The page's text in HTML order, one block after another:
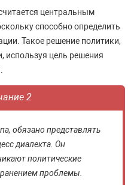
центральным
способно определить
Такое решение политики,
используя цель решения
2
обязано представлять
диалекта. Он
политические
проблемы.